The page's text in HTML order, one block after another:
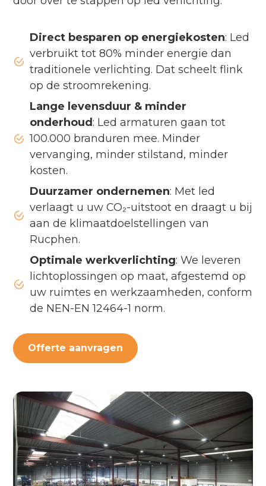
Direct besparen op energiekosten: Led
verbruikt tot 80% minder energie dan
traditionele verlichting. Dat scheelt flink
op de stroomrekening.
Lange levensduur & minder
onderhoud : Led armaturen gaan tot
100.000 branduren mee. Minder
vervanging, minder stilstand, minder
kosten.
Duurzamer ondernemen: Met led
verlaagt u uw CO₂-uitstoot en draagt u bij
aan de klimaatdoelstellingen van
Rucphen.
Optimale werkverlichting: We leveren
lichtoplossingen op maat, afgestemd op
uw ruimtes en werkzaamheden, conform
de NEN-EN 12464-1 norm.
Offerte aanvragen